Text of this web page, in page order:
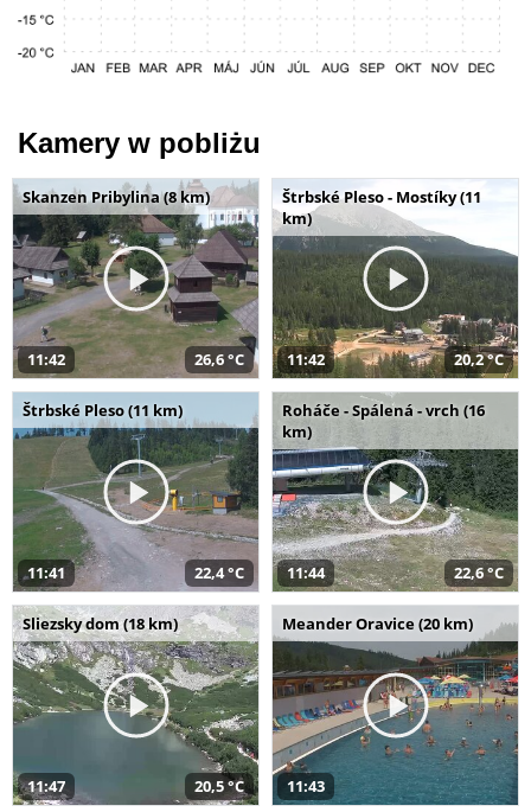
Kamery w pobliżu
Skanzen Pribylina (8 km)
11:42 26,6 °C
Štrbské Pleso - Mostíky (11
km)
11:42 20,2 °C
Štrbské Pleso (11 km)
11:41 22,4 °C
Roháče - Spálená - vrch (16
km)
11:44 22,6 °C
Sliezsky dom (18 km)
11:47 20,5 °C
Meander Oravice (20 km)
11:43